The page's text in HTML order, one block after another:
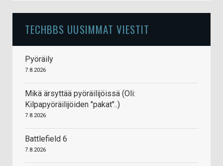
TECHBBS UUSIMMAT VIESTIT
Pyöräily
7.8.2026
Mikä ärsyttää pyöräilijöissä (Oli:
Kilpapyöräilijöiden "pakat"..)
7.8.2026
Battlefield 6
7.8.2026